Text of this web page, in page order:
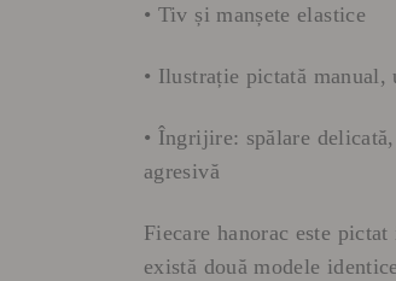
• Tiv și manșete elastice
• Ilustrație pictată manual,
• Îngrijire: spălare
agresivă
Fiecare hanorac este
există două modele